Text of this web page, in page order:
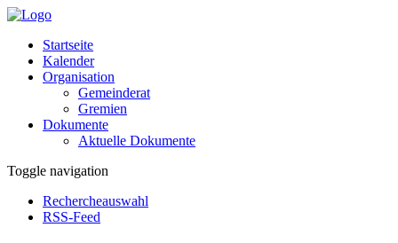
Startseite
Kalender
Organisation
Gemeinderat
Gremien
Dokumente
Aktuelle Dokumente
Toggle navigation
Rechercheauswahl
RSS-Feed